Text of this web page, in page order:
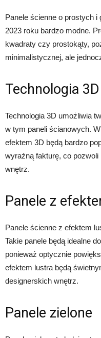
Panele ścienne o prostych i
2023 roku bardzo modne.
kwadraty czy prostokąty,
minimalistycznej, ale
Technologia 3D
Technologia 3D umożliwia
w tym paneli ścianowych.
efektem 3D będą bardzo
wyraźną fakturę, co
wnętrz.
Panele z
Panele ścienne z efektem
Takie panele będą idealne
ponieważ optycznie
efektem lustra będą
designerskich wnętrz.
Panele zielone